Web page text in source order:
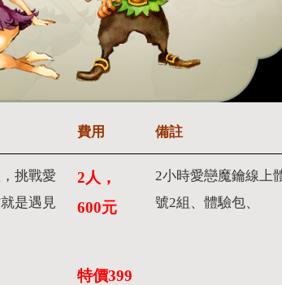
費用 備註
挑戰愛
是遇見
2人，
600元
特價399
2小時愛戀魔鑰線上
號2組、體驗包、